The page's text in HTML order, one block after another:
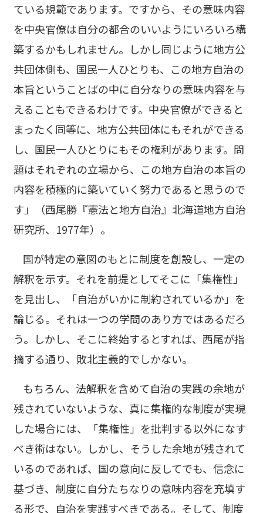
ている規範であります。ですから、その意味内容
を中央官僚は自分の都合のいいようにいろいろ構
築するかもしれません。しかし同じように地方公
共団体側も、国民一人ひとりも、この地方自治の
本旨ということばの中に自分なりの意味内容を与
えることもできるわけです。中央官僚ができると
まったく同等に、地方公共団体にもそれができる
し、国民一人ひとりにもその権利があります。問
題はそれぞれの立場から、この地方自治の本旨の
内容を積極的に築いていく努力であると思うので
す」（西尾勝『憲法と地方自治』北海道地方自治
研究所、1977年）。
国が特定の意図のもとに制度を創設し、一定の
解釈を示す。それを前提としてそこに「集権性」
を見出し、「自治がいかに制約されているか」を
論じる。それは一つの学問のあり方ではあるだろ
う。しかし、そこに終始するとすれば、西尾が指
摘する通り、敗北主義的でしかない。
もちろん、法解釈を含めて自治の実践の余地が
残されていないような、真に集権的な制度が実現
した場合には、「集権性」を批判する以外になす
べき術はない。しかし、そうした余地が残されて
いるのであれば、国の意向に反してでも、信念に
基づき、制度に自分たちなりの意味内容を充填す
る形で、自治を実践すべきである。そして、制度